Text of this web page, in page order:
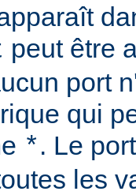
peut être
port
qui
*. Le
les